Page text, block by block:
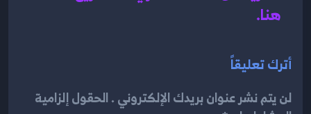
هنا.
أترك تعليقاً
لن يتم نشر عنوان بريدك الإلكتروني . الحقول إلزامية